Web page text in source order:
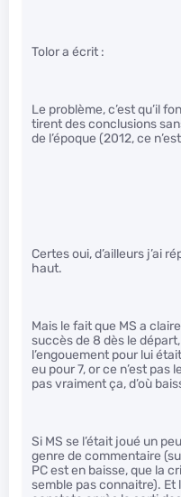
Tolor a écrit :
Le problème, c’est qu’il
tirent des conclusions
de l’époque (2012, ce
Certes oui, d’ailleurs j’ai
haut.
Mais le fait que MS a
succès de 8 dès le
l’engouement pour lui
eu pour 7, or ce n’est pas
pas vraiment ça, d’où
Si MS se l’était joué un
genre de commentaire
PC est en baisse, que la
semble pas connaitre). Et